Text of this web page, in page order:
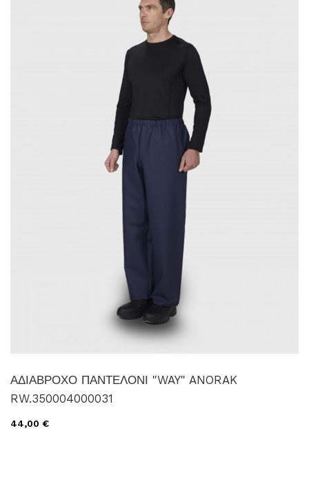
ΑΔΙΑΒΡΟΧΟ ΠΑΝΤΕΛΟΝΙ "WAY" ANORAK
RW.350004000031
44,00 €